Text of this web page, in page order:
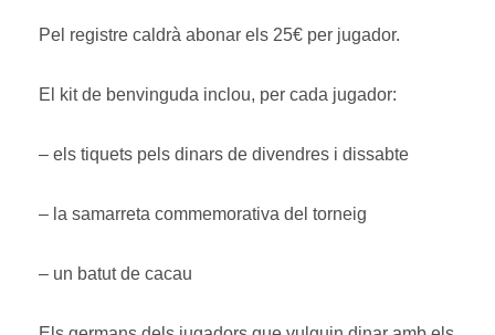
Pel registre caldrà abonar els 25€ per jugador.
El kit de benvinguda inclou, per cada jugador:
– els tiquets pels dinars de divendres i dissabte
– la samarreta commemorativa del torneig
– un batut de cacau